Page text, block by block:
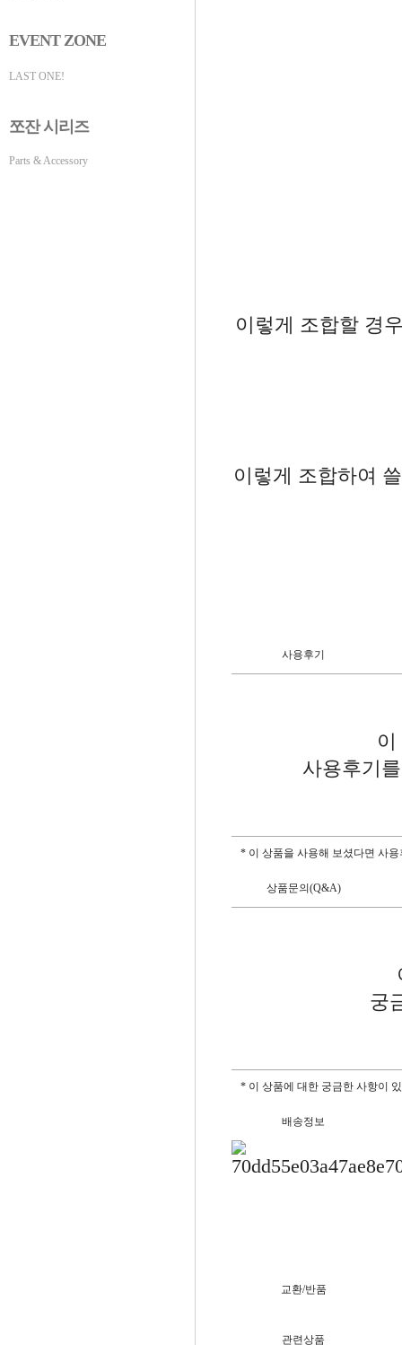
EVENT ZONE
LAST ONE!
쪼잔 시리즈
Parts & Accessory
이렇게 조합할 경
이렇게 조합하여
사용후기
사용후기
* 이 상품을 사용해 보셨다면 사
상품문의(Q&A)
궁
* 이 상품에 대한 궁금한 사항이
배송정보
교환/반품
관련상품